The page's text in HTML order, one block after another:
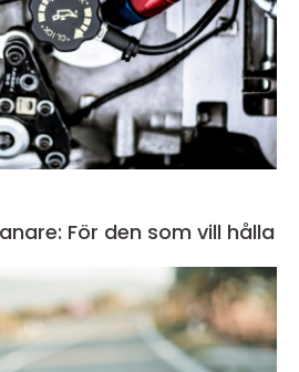
För den som vill hålla